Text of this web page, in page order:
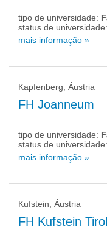
tipo de universidade:
status de universidade:
mais informação »
Kapfenberg, Áustria
FH Joanneum
tipo de universidade:
status de universidade:
mais informação »
Kufstein, Áustria
FH Kufstein Tirol